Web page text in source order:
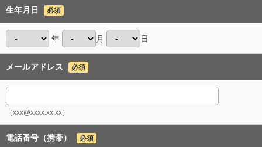
生年月日 必須
年 月 日
メールアドレス 必須
（xxx@xxxx.xx.xx）
電話番号（携帯） 必須